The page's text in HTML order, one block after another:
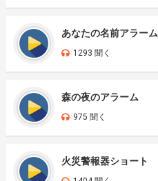
あなたの名前アラーム
1293 聞く
森の夜のアラーム
975 聞く
火災警報器ショート